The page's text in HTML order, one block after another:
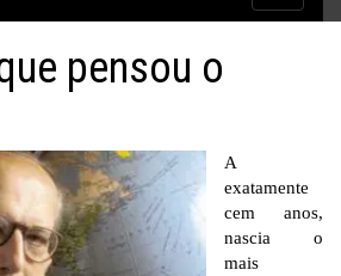
pensou o
A
exatamente
cem anos,
nascia o
mais